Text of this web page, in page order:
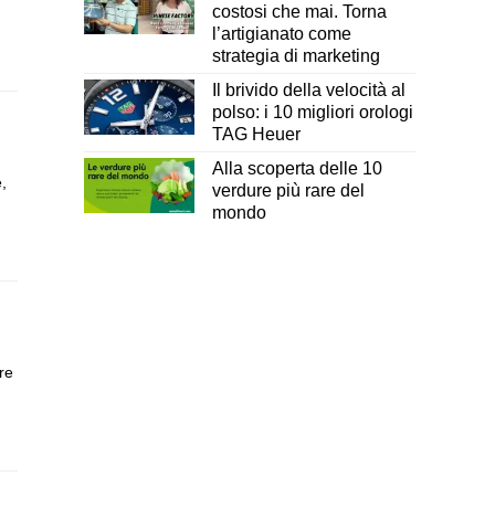
costosi che mai. Torna
l’artigianato come
strategia di marketing
Il brivido della velocità al
polso: i 10 migliori orologi
TAG Heuer
Alla scoperta delle 10
verdure più rare del
mondo